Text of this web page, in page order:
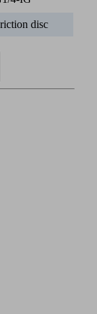
disc